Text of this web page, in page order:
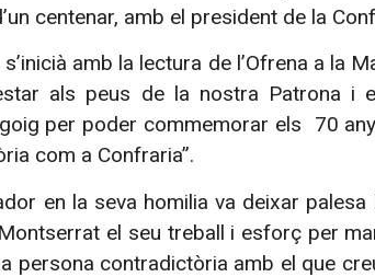
centenar, amb el president de la
amb la lectura de l’Ofrena a la
als peus de la nostra Patrona i
per poder commemorar els 70
com a Confraria”.
en la seva homilia va deixar
el seu treball i esforç per
persona contradictòria amb el que